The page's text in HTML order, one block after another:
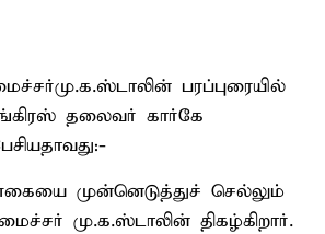
பரப்புரையில்
தலைவர் கார்கே
முன்னெடுத்துச் செல்லும்
மு.க.ஸ்டாலின் திகழ்கிறார்.